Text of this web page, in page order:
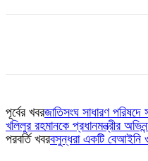
পূর্বের খবরজাতিসংঘ সাধারণ পরিষদে
খলিলুর রহমানকে প্রধানমন্ত্রীর
পরবর্তি খবরবসুন্ধরা একটি